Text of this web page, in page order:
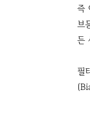
즉
브
든
필